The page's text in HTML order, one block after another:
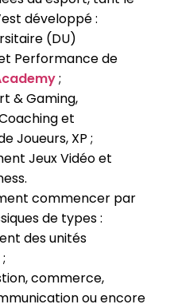
développé :
(DU)
Performance de
;
& Gaming,
et
Joueurs, XP ;
Jeux Vidéo et
commencer par
de types :
des unités
commerce,
ou encore